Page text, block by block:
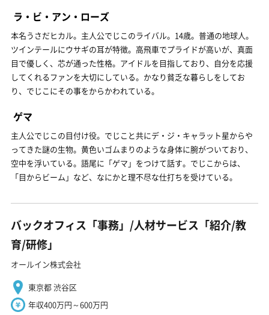
ラ・ビ・アン・ローズ
本名うさだヒカル。主人公でじこのライバル。14歳。普通の地球人。
ツインテールにウサギの耳が特徴。高飛車でプライドが高いが、真面
目で優しく、芯が通った性格。アイドルを目指しており、自分を応援
してくれるファンを大切にしている。かなり貧乏な暮らしをしてお
り、でじこにその事をからかわれている。
ゲマ
主人公でじこの目付け役。でじこと共にデ・ジ・キャラット星からや
ってきた謎の生物。黄色いゴムまりのような身体に腕がついており、
空中を浮いている。語尾に「ゲマ」をつけて話す。でじこからは、
「目からビーム」など、なにかと理不尽な仕打ちを受けている。
バックオフィス「事務」/人材サービス「紹介/教
育/研修」
オールイン株式会社
東京都 渋谷区
年収400万円～600万円